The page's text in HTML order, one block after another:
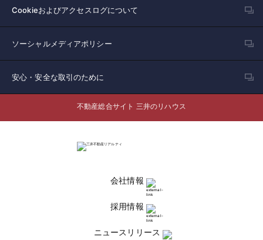
Cookieおよびアクセスログについて
ソーシャルメディアポリシー
安心・安全な取引のために
不動産総合サイト 三井のリハウス
会社情報
採用情報
ニュースリリース